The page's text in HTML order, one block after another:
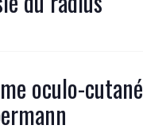
oculo-cutané